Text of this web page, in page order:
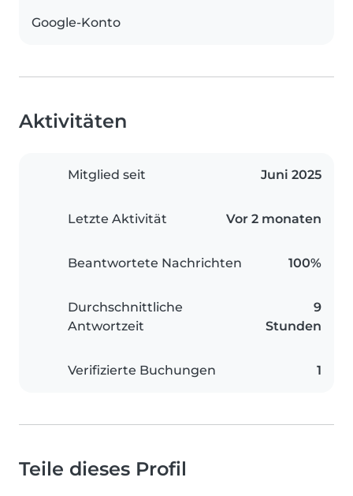
Google-Konto
Aktivitäten
Mitglied seit Juni 2025
Letzte Aktivität Vor 2 monaten
Beantwortete Nachrichten 100%
Durchschnittliche
Antwortzeit
9
Stunden
Verifizierte Buchungen 1
Teile dieses Profil